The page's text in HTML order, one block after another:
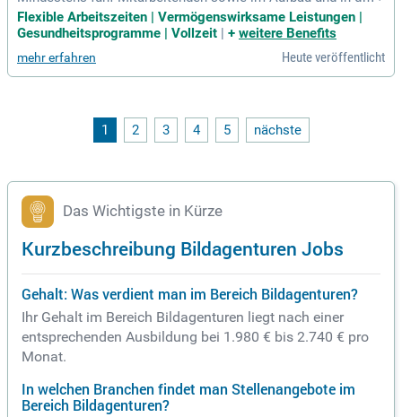
Skalierung von Marketingteams und -organisationen in einer
Wachstumsphase; Ein abgeschlossenes Studium mit Schw
erpunkt Marketing, Kommunikation oder Betriebswirtschaft
– alternativ eine vergleichbare Ausbildung
Flexible Arbeitszeiten | Vermögenswirksame Leistungen |
Gesundheitsprogramme | Vollzeit | + weitere Benefits
mehr erfahren Heute veröffentlicht
1 2 3 4 5 nächste
Das Wichtigste in Kürze
Kurzbeschreibung Bildagenturen Jobs
Gehalt: Was verdient man im Bereich Bildagenturen?
Ihr Gehalt im Bereich Bildagenturen liegt nach einer
entsprechenden Ausbildung bei 1.980 € bis 2.740 € pro
Monat.
In welchen Branchen findet man Stellenangebote im
Bereich Bildagenturen?